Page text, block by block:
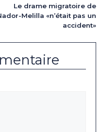
Le drame migratoire de
Melilla «n’était pas un
accident»